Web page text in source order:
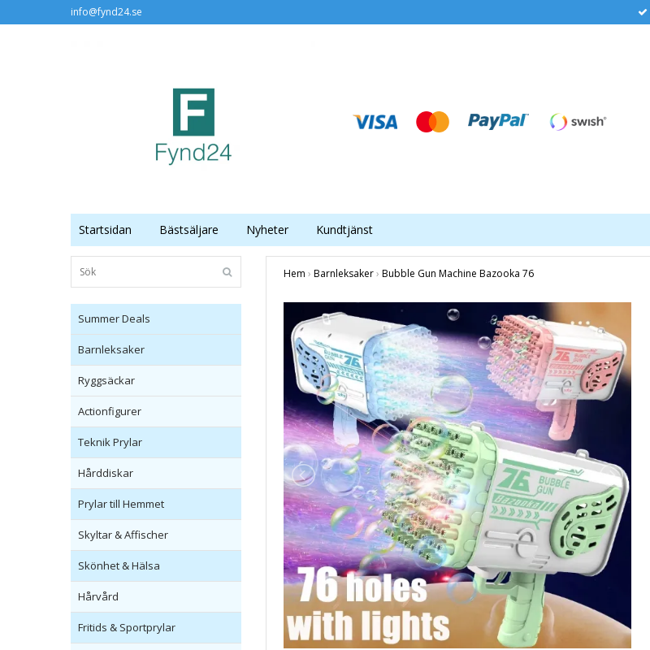
info@fynd24.se
Startsidan Bästsäljare Nyheter Kundtjänst
Summer Deals
Barnleksaker
Ryggsäckar
Actionfigurer
Teknik Prylar
Hårddiskar
Prylar till Hemmet
Skyltar & Affischer
Skönhet & Hälsa
Hårvård
Fritids & Sportprylar
Hem › Barnleksaker› Bubble Gun Machine Bazooka 76